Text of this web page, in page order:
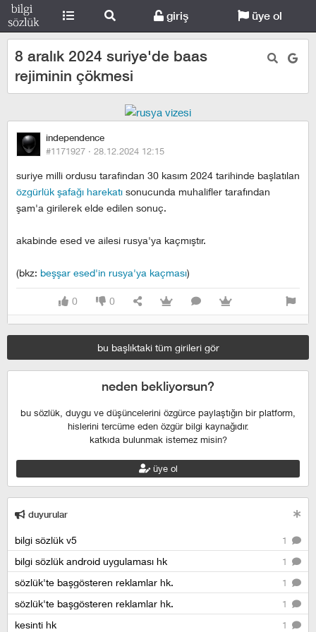
giriş üye ol
8 aralık 2024 suriye'de baas
rejiminin çökmesi
independence
#1171927 · 28.12.2024 12:15
suriye milli ordusu tarafindan 30 kasım 2024 tarihinde başlatılan
özgürlük şafağı harekatı sonucunda muhalifler tarafından
şam'a girilerek elde edilen sonuç.
akabinde esed ve ailesi rusya'ya kaçmıştır.
(bkz: beşşar esed'in rusya'ya kaçması)
0 0
bu başlıktaki tüm girileri gör
neden bekliyorsun?
bu sözlük, duygu ve düşüncelerini özgürce paylaştığın bir platform,
hislerini tercüme eden özgür bilgi kaynağıdır.
katkıda bulunmak istemez misin?
üye ol
duyurular
1
bilgi sözlük v5
1
bilgi sözlük android uygulaması hk
1
sözlük'te başgösteren reklamlar hk.
1
sözlük'te başgösteren reklamlar hk.
1
kesinti hk